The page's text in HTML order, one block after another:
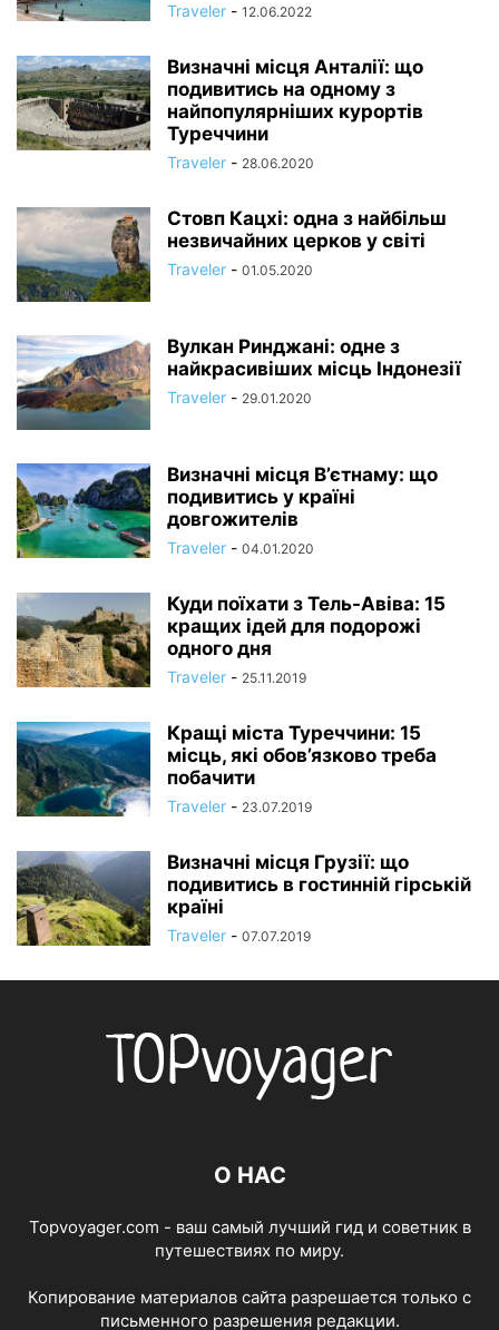
Traveler - 12.06.2022
Визначні місця Анталії: що
подивитись на одному з
найпопулярніших курортів
Туреччини
Traveler - 28.06.2020
Стовп Кацхі: одна з найбільш
незвичайних церков у світі
Traveler - 01.05.2020
Вулкан Ринджані: одне з
найкрасивіших місць Індонезії
Traveler - 29.01.2020
Визначні місця В’єтнаму: що
подивитись у країні
довгожителів
Traveler - 04.01.2020
Куди поїхати з Тель-Авіва: 15
кращих ідей для подорожі
одного дня
Traveler - 25.11.2019
Кращі міста Туреччини: 15
місць, які обов’язково треба
побачити
Traveler - 23.07.2019
Визначні місця Грузії: що
подивитись в гостинній гірській
країні
Traveler - 07.07.2019
О НАС
Topvoyager.com - ваш самый лучший гид и советник в
путешествиях по миру.
Копирование материалов сайта разрешается только с
письменного разрешения редакции.